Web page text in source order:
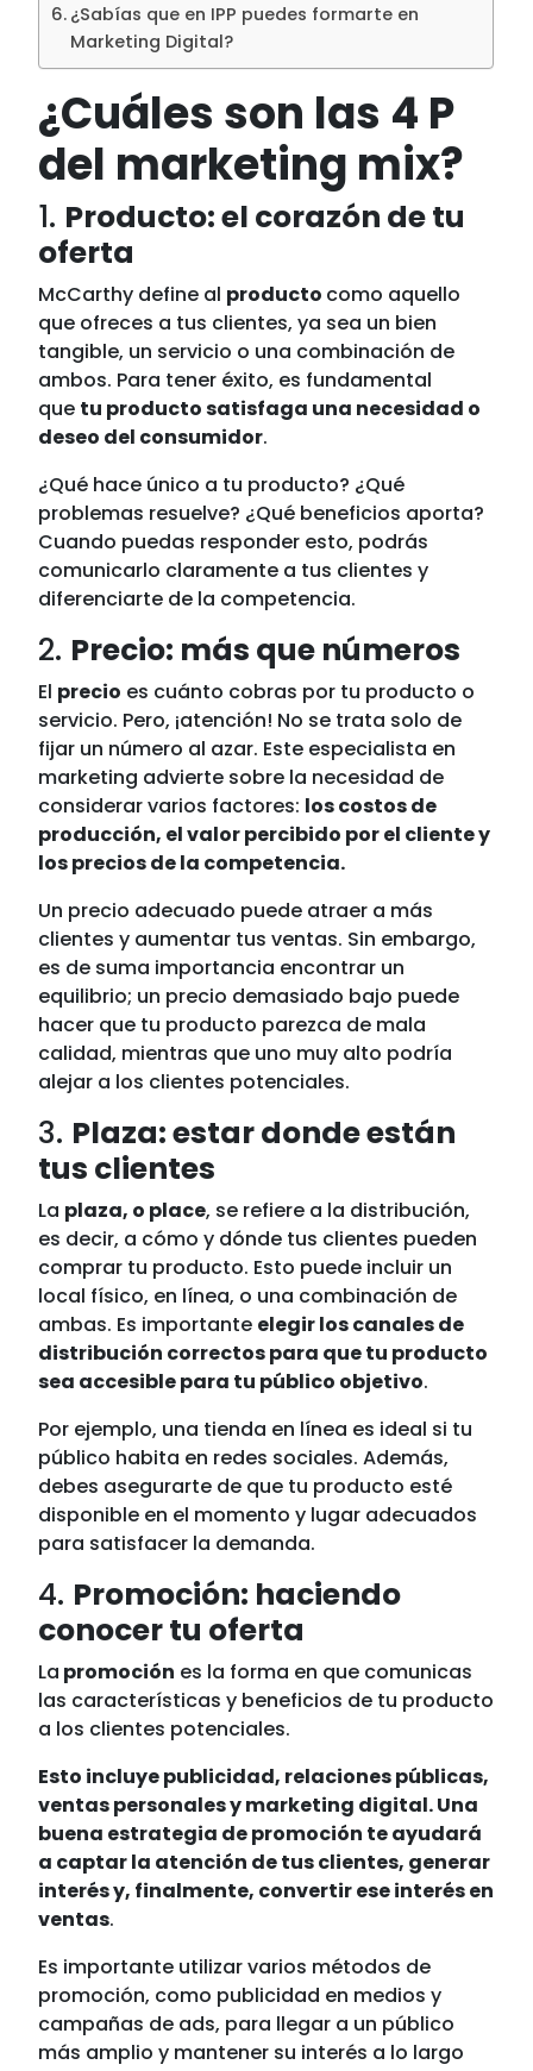
¿Sabías que en IPP puedes formarte en
Marketing Digital?
¿Cuáles son las 4 P
del marketing mix?
1. Producto: el corazón de tu
oferta
McCarthy define al producto como aquello
que ofreces a tus clientes, ya sea un bien
tangible, un servicio o una combinación de
ambos. Para tener éxito, es fundamental
que tu producto satisfaga una necesidad o
deseo del consumidor.
¿Qué hace único a tu producto? ¿Qué
problemas resuelve? ¿Qué beneficios aporta?
Cuando puedas responder esto, podrás
comunicarlo claramente a tus clientes y
diferenciarte de la competencia.
2. Precio: más que números
El precio es cuánto cobras por tu producto o
servicio. Pero, ¡atención! No se trata solo de
fijar un número al azar. Este especialista en
marketing advierte sobre la necesidad de
considerar varios factores: los costos de
producción, el valor percibido por el cliente y
los precios de la competencia.
Un precio adecuado puede atraer a más
clientes y aumentar tus ventas. Sin embargo,
es de suma importancia encontrar un
equilibrio; un precio demasiado bajo puede
hacer que tu producto parezca de mala
calidad, mientras que uno muy alto podría
alejar a los clientes potenciales.
3. Plaza: estar donde están
tus clientes
La plaza, o place, se refiere a la distribución,
es decir, a cómo y dónde tus clientes pueden
comprar tu producto. Esto puede incluir un
local físico, en línea, o una combinación de
ambas. Es importante elegir los canales de
distribución correctos para que tu producto
sea accesible para tu público objetivo.
Por ejemplo, una tienda en línea es ideal si tu
público habita en redes sociales. Además,
debes asegurarte de que tu producto esté
disponible en el momento y lugar adecuados
para satisfacer la demanda.
4. Promoción: haciendo
conocer tu oferta
La promoción es la forma en que comunicas
las características y beneficios de tu producto
a los clientes potenciales.
Esto incluye publicidad, relaciones públicas,
ventas personales y marketing digital. Una
buena estrategia de promoción te ayudará
a captar la atención de tus clientes, generar
interés y, finalmente, convertir ese interés en
ventas.
Es importante utilizar varios métodos de
promoción, como publicidad en medios y
campañas de ads, para llegar a un público
más amplio y mantener su interés a lo largo